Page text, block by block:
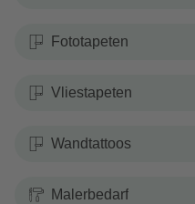
Fototapeten
Vliestapeten
Wandtattoos
Malerbedarf